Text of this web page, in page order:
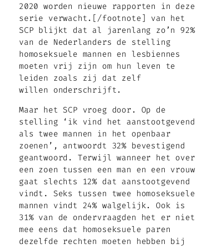
2020 worden nieuwe rapporten in deze
serie verwacht.[/footnote] van het
SCP blijkt dat al jarenlang zo’n 92%
van de Nederlanders de stelling
homoseksuele mannen en lesbiennes
moeten vrij zijn om hun leven te
leiden zoals zij dat zelf
willen onderschrijft.
Maar het SCP vroeg door. Op de
stelling ‘ik vind het aanstootgevend
als twee mannen in het openbaar
zoenen’, antwoordt 32% bevestigend
geantwoord. Terwijl wanneer het over
een zoen tussen een man en een vrouw
gaat slechts 12% dat aanstootgevend
vindt. Seks tussen twee homoseksuele
mannen vindt 24% walgelijk. Ook is
31% van de ondervraagden het er niet
mee eens dat homoseksuele paren
dezelfde rechten moeten hebben bij